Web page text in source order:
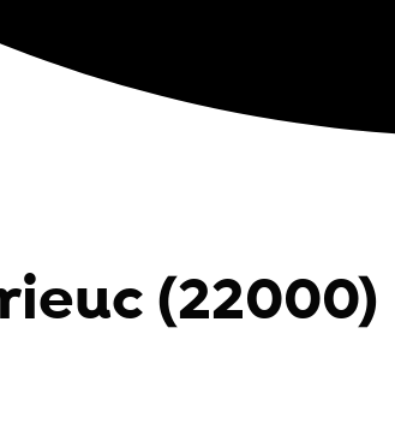
(22000)